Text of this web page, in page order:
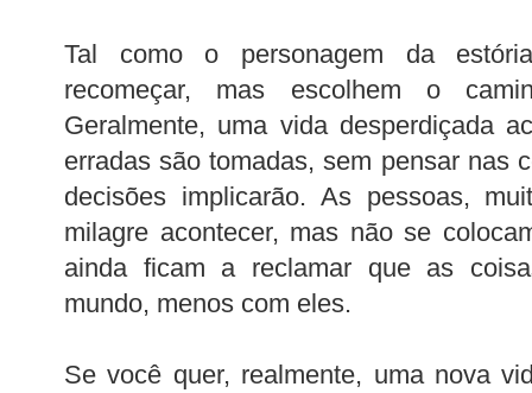
Tal como o personagem da
recomeçar, mas escolhem o
Geralmente, uma vida desperdiçada
erradas são tomadas, sem pensar nas
decisões implicarão. As pessoas,
milagre acontecer, mas não se
ainda ficam a reclamar que as
mundo, menos com eles.
Se você quer, realmente, uma nova